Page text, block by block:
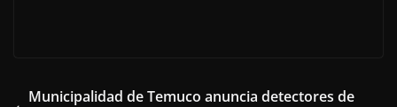
Municipalidad de Temuco anuncia detectores de